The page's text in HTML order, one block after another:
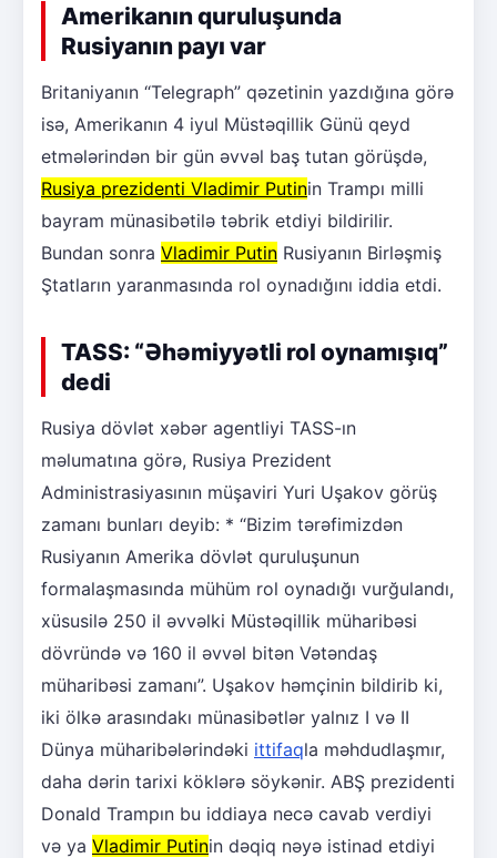
Amerikanın quruluşunda
Rusiyanın payı var
Britaniyanın “Telegraph” qəzetinin yazdığına görə
isə, Amerikanın 4 iyul Müstəqillik Günü qeyd
etmələrindən bir gün əvvəl baş tutan görüşdə,
Rusiya prezidenti Vladimir Putinin Trampı milli
bayram münasibətilə təbrik etdiyi bildirilir.
Bundan sonra Vladimir Putin Rusiyanın Birləşmiş
Ştatların yaranmasında rol oynadığını iddia etdi.
TASS: “Əhəmiyyətli rol oynamışıq”
dedi
Rusiya dövlət xəbər agentliyi TASS-ın
məlumatına görə, Rusiya Prezident
Administrasiyasının müşaviri Yuri Uşakov görüş
zamanı bunları deyib: * “Bizim tərəfimizdən
Rusiyanın Amerika dövlət quruluşunun
formalaşmasında mühüm rol oynadığı vurğulandı,
xüsusilə 250 il əvvəlki Müstəqillik müharibəsi
dövründə və 160 il əvvəl bitən Vətəndaş
müharibəsi zamanı”. Uşakov həmçinin bildirib ki,
iki ölkə arasındakı münasibətlər yalnız I və II
Dünya müharibələrindəki ittifaqla məhdudlaşmır,
daha dərin tarixi köklərə söykənir. ABŞ prezidenti
Donald Trampın bu iddiaya necə cavab verdiyi
və ya Vladimir Putinin dəqiq nəyə istinad etdiyi